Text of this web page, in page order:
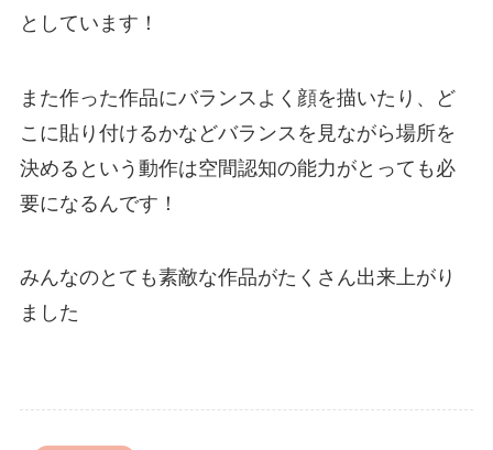
としています！
また作った作品にバランスよく顔を描いたり、ど
こに貼り付けるかなどバランスを見ながら場所を
決めるという動作は空間認知の能力がとっても必
要になるんです！
みんなのとても素敵な作品がたくさん出来上がり
ました